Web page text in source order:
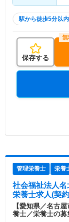
駅から徒歩5分以内
保存する
管理栄養士 栄養
社会福祉法人
栄養士求人(契
【愛知県／名古
養士／栄養士の募